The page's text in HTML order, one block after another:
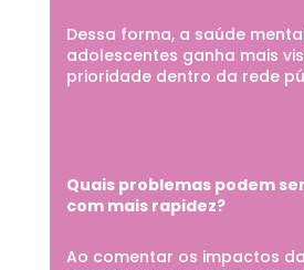
Dessa forma, a saúde
adolescentes ganha mais
prioridade dentro da rede
Quais problemas podem
com mais rapidez?
Ao comentar os impactos